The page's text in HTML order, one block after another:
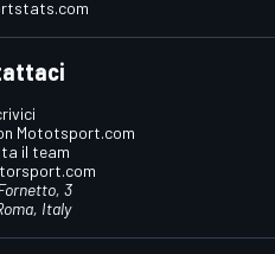
Mototsport.com
il team
3
Italy